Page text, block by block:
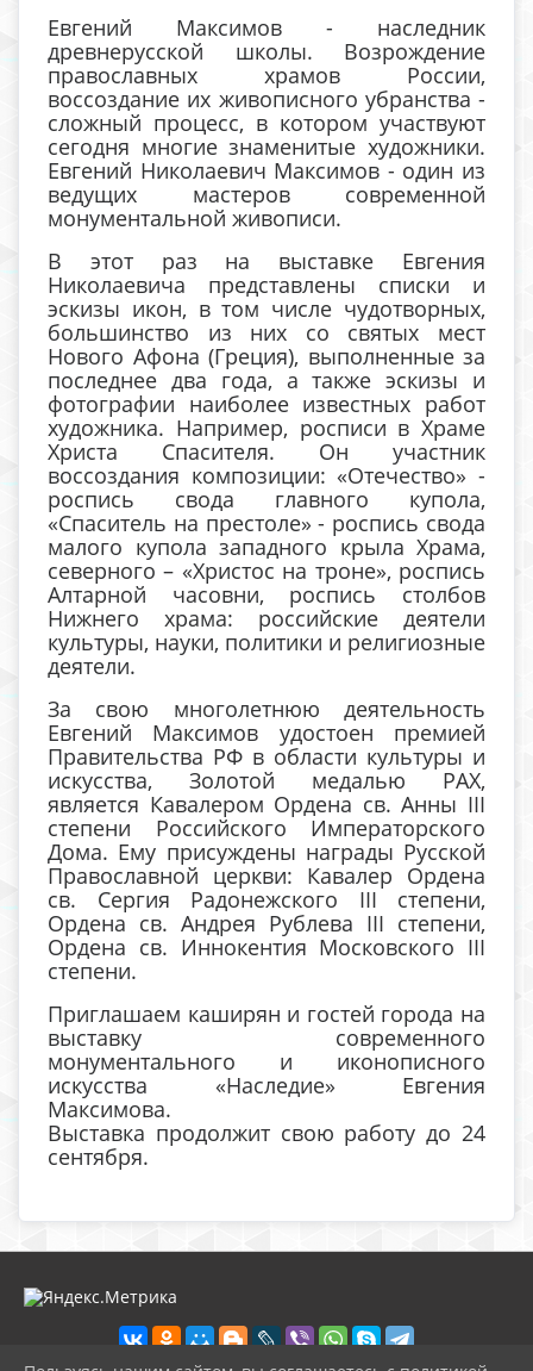
Евгений Максимов - наследник
древнерусской школы. Возрождение
православных храмов России,
воссоздание их живописного убранства -
сложный процесс, в котором участвуют
сегодня многие знаменитые художники.
Евгений Николаевич Максимов - один из
ведущих мастеров современной
монументальной живописи.
В этот раз на выставке Евгения
Николаевича представлены списки и
эскизы икон, в том числе чудотворных,
большинство из них со святых мест
Нового Афона (Греция), выполненные за
последнее два года, а также эскизы и
фотографии наиболее известных работ
художника. Например, росписи в Храме
Христа Спасителя. Он участник
воссоздания композиции: «Отечество» -
роспись свода главного купола,
«Спаситель на престоле» - роспись свода
малого купола западного крыла Храма,
северного – «Христос на троне», роспись
Алтарной часовни, роспись столбов
Нижнего храма: российские деятели
культуры, науки, политики и религиозные
деятели.
За свою многолетнюю деятельность
Евгений Максимов удостоен премией
Правительства РФ в области культуры и
искусства, Золотой медалью РАХ,
является Кавалером Ордена св. Анны III
степени Российского Императорского
Дома. Ему присуждены награды Русской
Православной церкви: Кавалер Ордена
св. Сергия Радонежского III степени,
Ордена св. Андрея Рублева III степени,
Ордена св. Иннокентия Московского III
степени.
Приглашаем каширян и гостей города на
выставку современного
монументального и иконописного
искусства «Наследие» Евгения
Максимова.
Выставка продолжит свою работу до 24
сентября.